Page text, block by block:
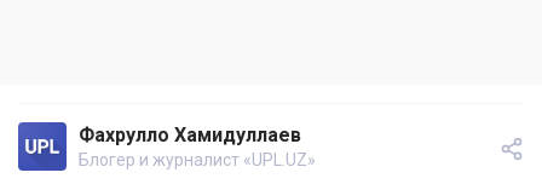
Фахрулло Хамидуллаев
Блогер и журналист «UPL.UZ»